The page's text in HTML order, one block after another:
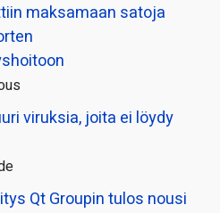
maksamaan satoja
viruksia, joita ei löydy
Qt Groupin tulos nousi